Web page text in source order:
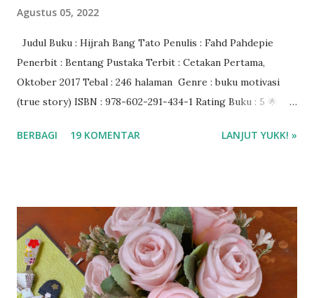
Agustus 05, 2022
Judul Buku : Hijrah Bang Tato Penulis : Fahd Pahdepie
Penerbit : Bentang Pustaka Terbit : Cetakan Pertama,
Oktober 2017 Tebal : 246 halaman Genre : buku motivasi
(true story) ISBN : 978-602-291-434-1 Rating Buku : 5 🌟
BERBAGI 19 KOMENTAR LANJUT YUKK! »